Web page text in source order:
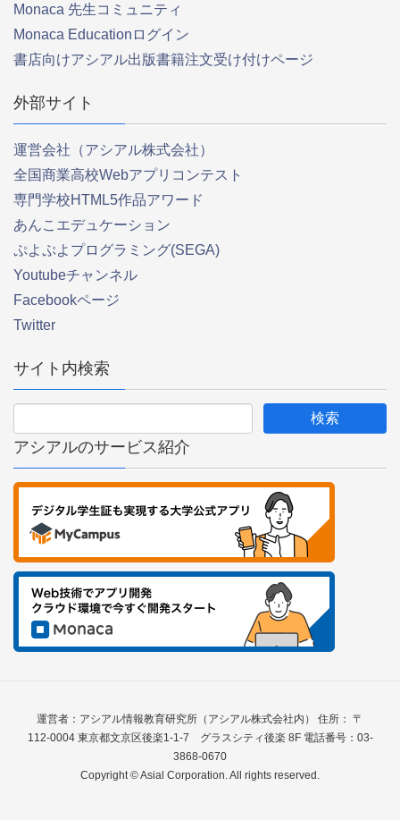
Monaca 先生コミュニティ
Monaca Educationログイン
書店向けアシアル出版書籍注文受け付けページ
外部サイト
運営会社（アシアル株式会社）
全国商業高校Webアプリコンテスト
専門学校HTML5作品アワード
あんこエデュケーション
ぷよぷよプログラミング(SEGA)
Youtubeチャンネル
Facebookページ
Twitter
サイト内検索
アシアルのサービス紹介
運営者：アシアル情報教育研究所（アシアル株式会社内） 住所： 〒
112-0004 東京都文京区後楽1-1-7 グラスシティ後楽 8F 電話番号：03-
3868-0670
Copyright © Asial Corporation. All rights reserved.